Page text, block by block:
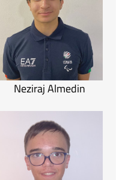
Neziraj Almedin